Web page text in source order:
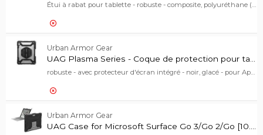
Étui à rabat pour tablette - robuste - composite, polyuréthane (PU) - noir - pour Apple 13-inch iPad Air (M2, M3)
Urban Armor Gear
robuste - avec protecteur d'écran intégré - noir, glacé - pour Apple 10.9-inch iPad (10ème génération)
Urban Armor Gear